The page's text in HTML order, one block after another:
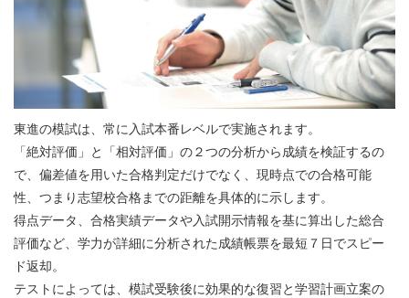
東進の模試は、常に入試本番レベルで実施されます。
「絶対評価」と「相対評価」の２つの分析から成績を検証するの
で、偏差値を用いた合格判定だけでなく、現時点での合格可能
性、つまり志望校合格までの距離を具体的に示します。
得点データ、合格実績データや入試開示情報を基に算出した総合
評価など、学力が詳細に分析された成績帳票を最短７日でスピー
ド返却。
テストによっては、模試受験後に効果的な復習と学習計画立案の